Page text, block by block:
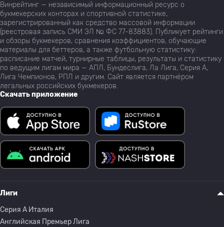
Винрейтинг — независимый информационный ресурс о
букмекерских конторах и спортивной статистике,
зарегистрированный как средство массовой информации
(реестровая запись СМИ ЭЛ № ФС 77-83883). Публикует рейтинги
и обзоры букмекеров, сравнения коэффициентов, обучающие
материалы для беттеров, а также футбольную статистику:
расписание матчей, турнирные таблицы, результаты и статистику
по ведущим лигам мира — АПЛ, Бундеслига, Ла Лига, Серия А,
Лига Чемпионов, РПЛ и другим. Сайт является партнёром
легальных российских букмекеров.
Скачать приложение
Лиги
Серия A Италия
Английская Премьер Лига